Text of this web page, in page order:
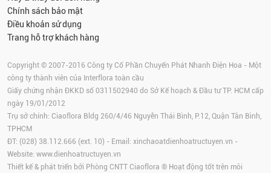
Chính sách bảo mật
Điều khoản sử dụng
Trang hỗ trợ khách hàng
Copyright © 2007-2016 Công ty Cổ Phần Chuyển Phát Nhanh Điện Hoa - Một
công ty thành viên của Interflora toàn cầu
Giấy chứng nhận ĐKKD số 0311502940 do Sở Kế hoạch & Đầu tư TP. HCM cấp
ngày 19/01/2012
Trụ sở chính: Ciaoflora Bldg 260/4/46 Nguyễn Thái Bình, P.12, Quận Tân Bình,
TPHCM
ĐT: (028) 38.112.666 (ext. 10) - Email: xinchaoatdienhoatructuyen.vn -
Website: www.dienhoatructuyen.vn
Thiết kế & phát triển bởi Phòng CNTT Ciaoflora ® Hoạt động tốt trên môi